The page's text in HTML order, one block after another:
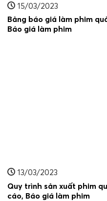
15/03/2023
Bảng báo giá làm phim
Báo giá làm phim
13/03/2023
Quy trình sản xuất phim
cáo, Báo giá làm phim